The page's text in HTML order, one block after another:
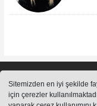
Sitemizden en iyi şekilde
için çerezler
Sitemizde bulunan